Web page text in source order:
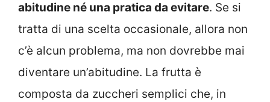
abitudine né una pratica da evitare. Se si
tratta di una scelta occasionale, allora non
c’è alcun problema, ma non dovrebbe mai
diventare un’abitudine. La frutta è
composta da zuccheri semplici che, in